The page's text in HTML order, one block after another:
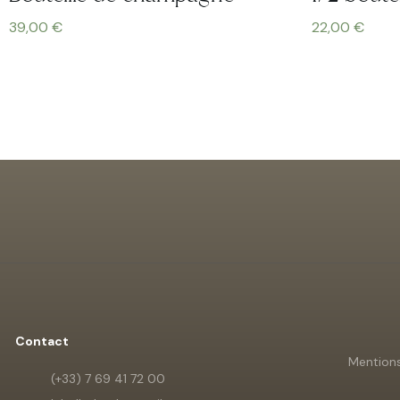
39,00 € 22,00 €
Contact
(+33) 7 69 41 72 00